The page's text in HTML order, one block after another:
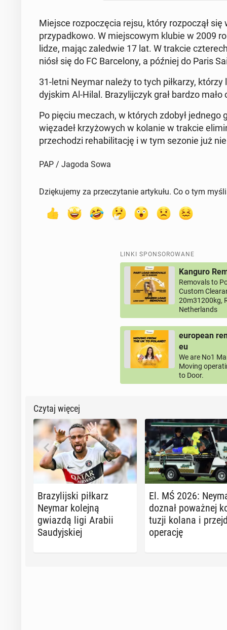
Miejsce roz­po­czę­cia rejsu, który roz­po­czął
przy­pad­ko­wo. W miej­sco­wym klubie w 2009
lidze, mając za­le­d­wie 17 lat. W trakcie
niósł się do FC Bar­ce­lo­ny, a później do Paris
31-letni Neymar należy to tych pił­ka­rzy,
dyj­skim Al-Hilal. Bra­zy­lij­czyk grał bardzo
Po pięciu meczach, w których zdobył jednego
wię­za­deł krzy­żo­wych w kolanie w trakcie
prze­cho­dzi re­ha­bi­li­ta­cję i w tym sezonie już
PAP / Jagoda Sowa
Dziękujemy za przeczytanie artykułu. Co o tym
LINKI SPONSOROWANE
Kanguro
Removals to
Custom
20m31200kg,
Netherlands
european
eu
We are No1
Moving
to Door.
Czytaj więcej
Bra­zy­lij­ski piłkarz
Neymar kolejną
gwiazdą ligi Arabii
Sau­dyj­skiej
El. MŚ 2026:
doznał po­waż­nej
tu­zji kolana i
ope­ra­cję